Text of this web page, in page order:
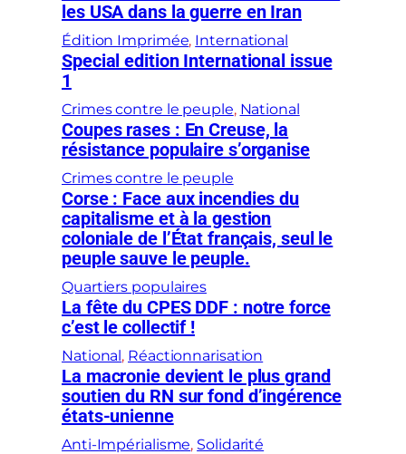
les USA dans la guerre en Iran
Édition Imprimée, International
Special edition International issue
1
Crimes contre le peuple, National
Coupes rases : En Creuse, la
résistance populaire s’organise
Crimes contre le peuple
Corse : Face aux incendies du
capitalisme et à la gestion
coloniale de l’État français, seul le
peuple sauve le peuple.
Quartiers populaires
La fête du CPES DDF : notre force
c’est le collectif !
National, Réactionnarisation
La macronie devient le plus grand
soutien du RN sur fond d’ingérence
états-unienne
Anti-Impérialisme, Solidarité